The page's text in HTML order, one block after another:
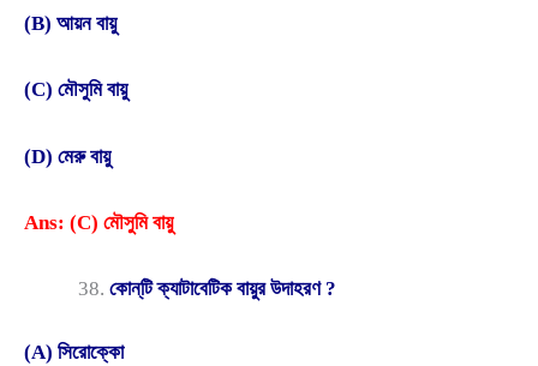
(B) আয়ন বায়ু
(C) মৌসুমি বায়ু
(D) মেরু বায়ু
Ans: (C) মৌসুমি বায়ু
কোন্‌টি ক্যাটাবেটিক বায়ুর উদাহরণ ?
(A) সিরোক্কো